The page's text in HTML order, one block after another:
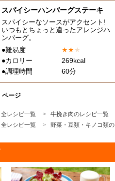
スパイシーハンバーグステーキ
スパイシーなソースがアクセント!
いつもとちょっと違ったアレンジハ
ンバーグ。
●難易度
★★★
●カロリー
269kcal
●調理時間
60分
ページ
全レシピ一覧
牛挽き肉のレシピ一覧
全レシピ一覧 野菜・豆類・キノコ類